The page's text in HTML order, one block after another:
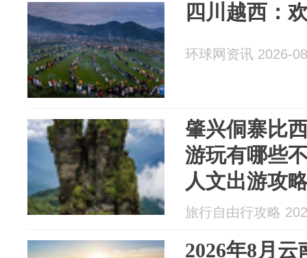
四川越西：
环球网资讯 2026-
肇兴侗寨比
游玩有哪些
人文出游攻
旅行自由行攻略
2026年8月